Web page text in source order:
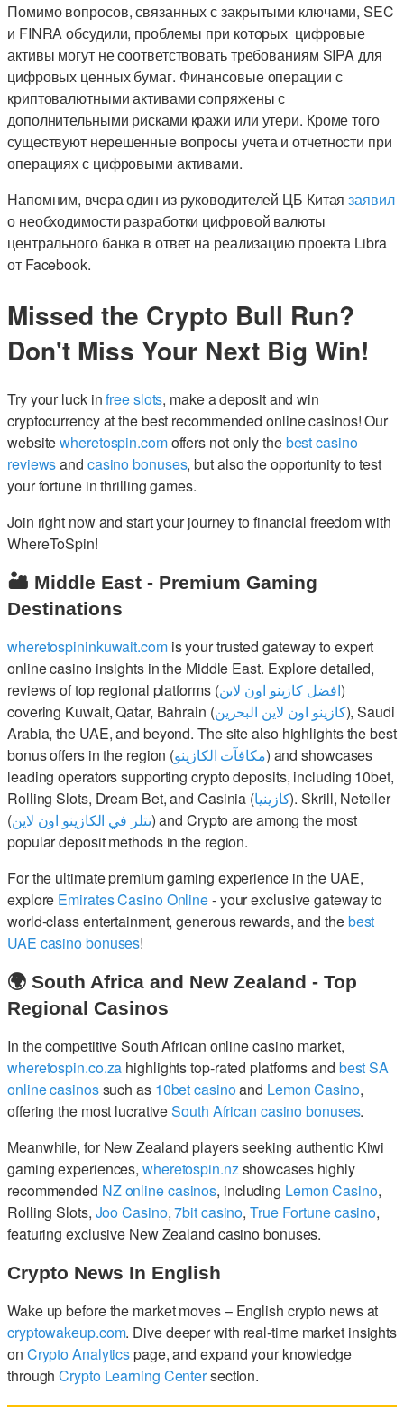
Помимо вопросов, связанных с закрытыми ключами, SEC
и FINRA обсудили, проблемы при которых цифровые
активы могут не соответствовать требованиям SIPA для
цифровых ценных бумаг. Финансовые операции с
криптовалютными активами сопряжены с
дополнительными рисками кражи или утери. Кроме того
существуют нерешенные вопросы учета и отчетности при
операциях с цифровыми активами.
Напомним, вчера один из руководителей ЦБ Китаязаявил
о необходимости разработки цифровой валюты
центрального банка в ответ на реализацию проекта Libra
от Facebook.
Missed the Crypto Bull Run?
Don't Miss Your Next Big Win!
Try your luck infree slots, make a deposit and win
cryptocurrency at the best recommended online casinos! Our
websitewheretospin.comoffers not only thebest casino
reviewsand casino bonuses, but also the opportunity to test
your fortune in thrilling games.
Join right now and start your journey to financial freedom with
WhereToSpin!
🏜️ Middle East - Premium Gaming
Destinations
wheretospininkuwait.comis your trusted gateway to expert
online casino insights in the Middle East. Explore detailed,
reviews of top regional platforms (افضل كازينو اون لاين)
covering Kuwait, Qatar, Bahrain (كازينو اون لاين البحرين), Saudi
Arabia, the UAE, and beyond. The site also highlights the best
bonus offers in the region (مكافآت الكازينو) and showcases
leading operators supporting crypto deposits, including 10bet,
Rolling Slots, Dream Bet, and Casinia (كازينيا). Skrill, Neteller
(نتلر في الكازينو اون لاين) and Crypto are among the most
popular deposit methods in the region.
For the ultimate premium gaming experience in the UAE,
explore Emirates Casino Online- your exclusive gateway to
world-class entertainment, generous rewards, and thebest
UAE casino bonuses!
🌍 South Africa and New Zealand - Top
Regional Casinos
In the competitive South African online casino market,
wheretospin.co.za highlights top-rated platforms and best SA
online casinossuch as 10bet casinoand Lemon Casino,
offering the most lucrativeSouth African casino bonuses.
Meanwhile, for New Zealand players seeking authentic Kiwi
gaming experiences, wheretospin.nzshowcases highly
recommended NZ online casinos, including Lemon Casino,
Rolling Slots, Joo Casino,7bit casino,True Fortune casino,
featuring exclusive New Zealand casino bonuses.
Crypto News In English
Wake up before the market moves – English crypto news at
cryptowakeup.com. Dive deeper with real-time market insights
on Crypto Analyticspage, and expand your knowledge
throughCrypto Learning Centersection.